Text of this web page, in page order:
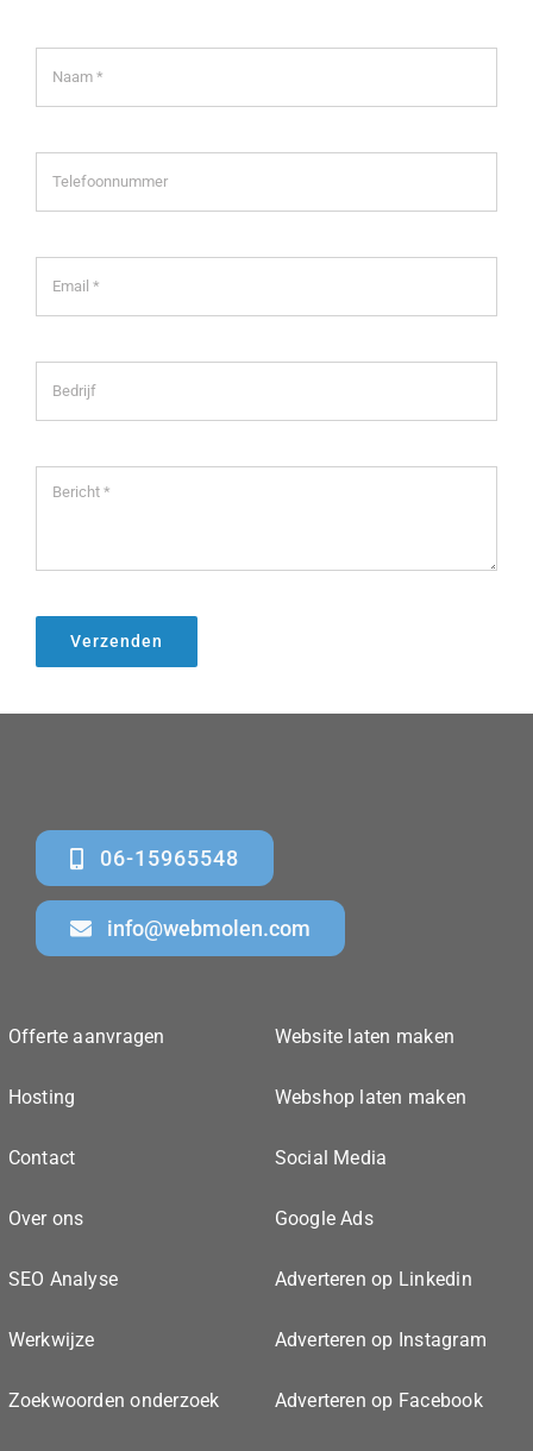
Verzenden
06-15965548
info@webmolen.com
Offerte aanvragen
Hosting
Contact
Over ons
SEO Analyse
Werkwijze
Zoekwoorden onderzoek
Website laten maken
Webshop laten maken
Social Media
Google Ads
Adverteren op Linkedin
Adverteren op Instagram
Adverteren op Facebook